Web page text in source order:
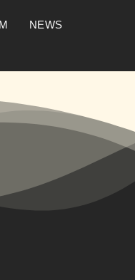
NEWS